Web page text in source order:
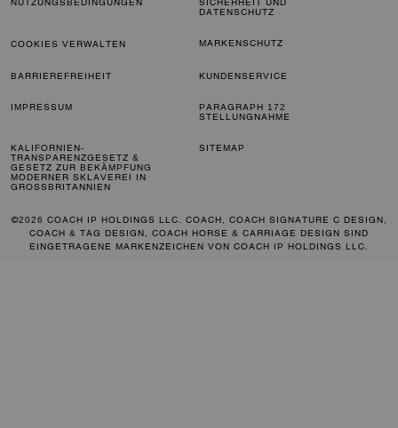
DATENSCHUTZ
COOKIES VERWALTEN MARKENSCHUTZ
BARRIEREFREIHEIT KUNDENSERVICE
IMPRESSUM
PARAGRAPH 172
STELLUNGNAHME
KALIFORNIEN-
TRANSPARENZGESETZ &
GESETZ ZUR BEKÄMPFUNG
MODERNER SKLAVEREI IN
GROSSBRITANNIEN
SITEMAP
©2026 COACH IP HOLDINGS LLC. COACH, COACH SIGNATURE C DESIGN,
COACH & TAG DESIGN, COACH HORSE & CARRIAGE DESIGN SIND
EINGETRAGENE MARKENZEICHEN VON COACH IP HOLDINGS LLC.